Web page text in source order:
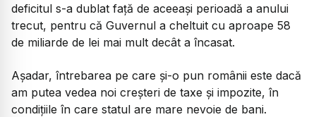
deficitul s-a dublat față de aceeași perioadă a anului
trecut, pentru că Guvernul a cheltuit cu aproape 58
de miliarde de lei mai mult decât a încasat.
Așadar, întrebarea pe care și-o pun românii este dacă
am putea vedea noi creșteri de taxe și impozite, în
condițiile în care statul are mare nevoie de bani.